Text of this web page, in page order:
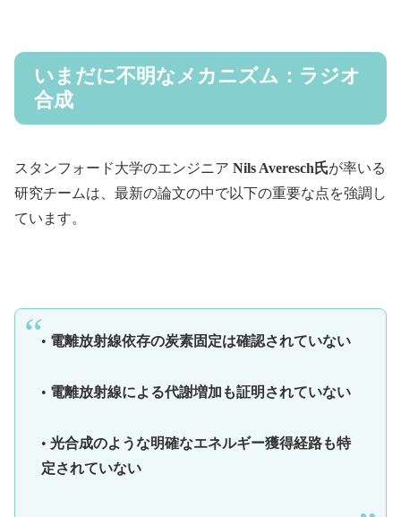
いまだに不明なメカニズム：ラジオ
合成
スタンフォード大学のエンジニア Nils Averesch氏が率いる
研究チームは、最新の論文の中で以下の重要な点を強調し
ています。
• 電離放射線依存の炭素固定は確認されていない
• 電離放射線による代謝増加も証明されていない
• 光合成のような明確なエネルギー獲得経路も特
定されていない